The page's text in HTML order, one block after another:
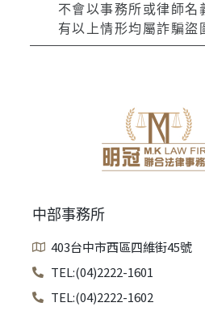
不會以事務所或律師名
有以上情形均屬詐騙盜
中部事務所
403台中市西區四維街45號
TEL:(04)2222-1601
TEL:(04)2222-1602